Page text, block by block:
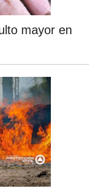
mayor en